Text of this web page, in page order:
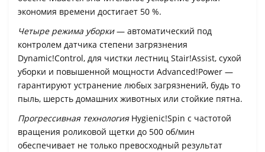
экономия времени достигает 50 %.
Четыре режима уборки— автоматический под
контролем датчика степени загрязнения
Dynamic!Control, для чистки лестниц Stair!Assist, сухой
уборки и повышенной мощности Advanced!Power —
гарантируют устранение любых загрязнений, будь то
пыль, шерсть домашних животных или стойкие пятна.
Прогрессивная технология Hygienic!Spin с частотой
вращения роликовой щетки до 500 об/мин
обеспечивает не только превосходный результат